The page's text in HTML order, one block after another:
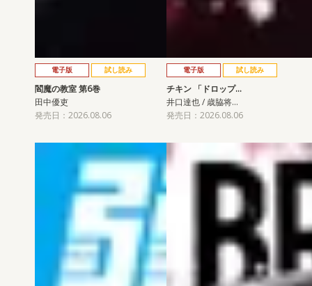
電子版 試し読み
閻魔の教室 第6巻
田中優吏
発売日：2026.08.06
電子版 試し読み
チキン 「ドロップ…
井口達也 / 歳脇将…
発売日：2026.08.06